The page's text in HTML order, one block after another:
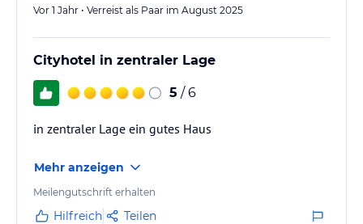
Vor 1 Jahr • Verreist als Paar im August 2025
Cityhotel in zentraler Lage
5 / 6
in zentraler Lage ein gutes Haus
Mehr anzeigen
Meilengutschrift erhalten
Hilfreich Teilen